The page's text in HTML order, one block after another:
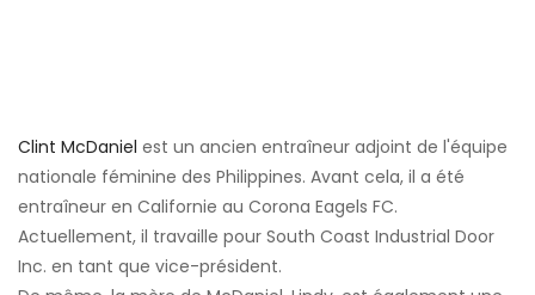
Clint McDaniel est un ancien entraîneur adjoint de l'équipe
nationale féminine des Philippines. Avant cela, il a été
entraîneur en Californie au Corona Eagels FC.
Actuellement, il travaille pour South Coast Industrial Door
Inc. en tant que vice-président.